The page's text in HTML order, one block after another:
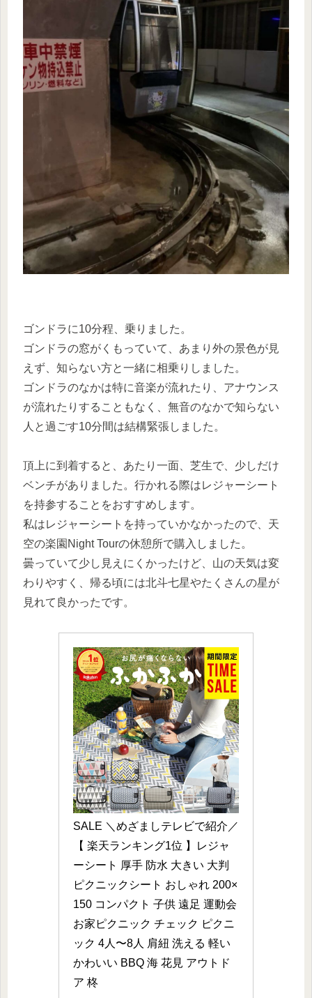
ゴンドラに10分程、乗りました。
ゴンドラの窓がくもっていて、あまり外の景色が見
えず、知らない方と一緒に相乗りしました。
ゴンドラのなかは特に音楽が流れたり、アナウンス
が流れたりすることもなく、無音のなかで知らない
人と過ごす10分間は結構緊張しました。
頂上に到着すると、あたり一面、芝生で、少しだけ
ベンチがありました。行かれる際はレジャーシート
を持参することをおすすめします。
私はレジャーシートを持っていかなかったので、天
空の楽園Night Tourの休憩所で購入しました。
曇っていて少し見えにくかったけど、山の天気は変
わりやすく、帰る頃には北斗七星やたくさんの星が
見れて良かったです。
SALE ＼めざましテレビで紹介／
【 楽天ランキング1位 】レジャ
ーシート 厚手 防水 大きい 大判
ピクニックシート おしゃれ 200×
150 コンパクト 子供 遠足 運動会
お家ピクニック チェック ピクニ
ック 4人〜8人 肩紐 洗える 軽い
かわいい BBQ 海 花見 アウトド
ア 柊